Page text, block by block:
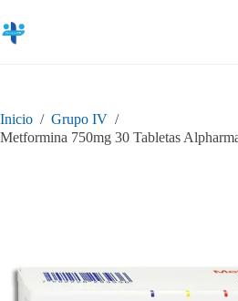
al
contenido
Inicio / Grupo IV /
Metformina 750mg 30 Tabletas